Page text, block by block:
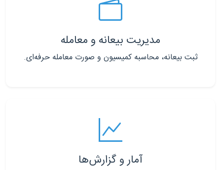
مدیریت بیعانه و معامله
ثبت بیعانه، محاسبه کمیسیون و صورت معامله حرفه‌ای.
آمار و گزارش‌ها